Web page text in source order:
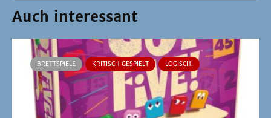
Auch interessant
BRETTSPIELE KRITISCH GESPIELT LOGISCH!